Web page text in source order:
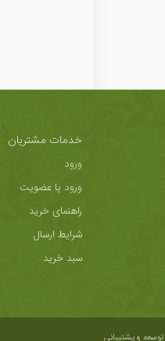
خدمات مشتریان
ورود
ورود یا عضویت
راهنمای خرید
شرایط ارسال
سبد خرید
توسعه و پشتیبانی